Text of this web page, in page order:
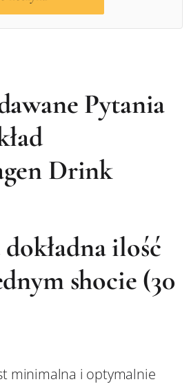
Pytania
Drink
dokładna ilość
shocie (30
minimalna i optymalnie